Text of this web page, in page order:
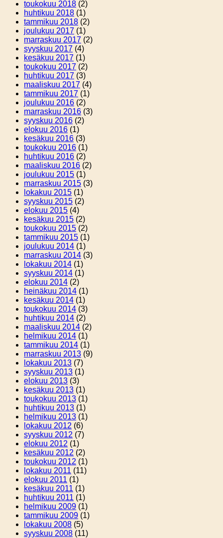
toukokuu 2018 (2)
huhtikuu 2018 (1)
tammikuu 2018 (2)
joulukuu 2017 (1)
marraskuu 2017 (2)
syyskuu 2017 (4)
kesäkuu 2017 (1)
toukokuu 2017 (2)
huhtikuu 2017 (3)
maaliskuu 2017 (4)
tammikuu 2017 (1)
joulukuu 2016 (2)
marraskuu 2016 (3)
syyskuu 2016 (2)
elokuu 2016 (1)
kesäkuu 2016 (3)
toukokuu 2016 (1)
huhtikuu 2016 (2)
maaliskuu 2016 (2)
joulukuu 2015 (1)
marraskuu 2015 (3)
lokakuu 2015 (1)
syyskuu 2015 (2)
elokuu 2015 (4)
kesäkuu 2015 (2)
toukokuu 2015 (2)
tammikuu 2015 (1)
joulukuu 2014 (1)
marraskuu 2014 (3)
lokakuu 2014 (1)
syyskuu 2014 (1)
elokuu 2014 (2)
heinäkuu 2014 (1)
kesäkuu 2014 (1)
toukokuu 2014 (3)
huhtikuu 2014 (2)
maaliskuu 2014 (2)
helmikuu 2014 (1)
tammikuu 2014 (1)
marraskuu 2013 (9)
lokakuu 2013 (7)
syyskuu 2013 (1)
elokuu 2013 (3)
kesäkuu 2013 (1)
toukokuu 2013 (1)
huhtikuu 2013 (1)
helmikuu 2013 (1)
lokakuu 2012 (6)
syyskuu 2012 (7)
elokuu 2012 (1)
kesäkuu 2012 (2)
toukokuu 2012 (1)
lokakuu 2011 (11)
elokuu 2011 (1)
kesäkuu 2011 (1)
huhtikuu 2011 (1)
helmikuu 2009 (1)
tammikuu 2009 (1)
lokakuu 2008 (5)
syyskuu 2008 (11)